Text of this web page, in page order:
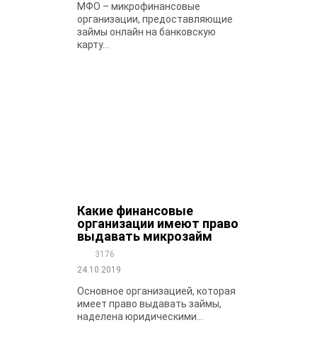
МФО – микрофинансовые
организации, предоставляющие
займы онлайн на банковскую
карту...
Какие финансовые
организации имеют право
выдавать микрозайм
3176
24.10.2019
Основное организацией, которая
имеет право выдавать займы,
наделена юридическими...